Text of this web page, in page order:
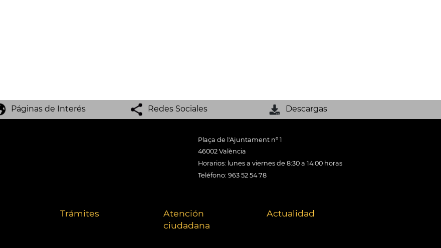
Páginas de Interés Redes Sociales Descargas
Plaça de l'Ajuntament nº 1
46002 València
Horarios: lunes a viernes de 8:30 a 14:00 horas
Teléfono: 963 52 54 78
Trámites
Atención
ciudadana
Actualidad